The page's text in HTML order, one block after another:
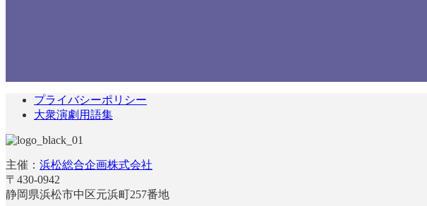
プライバシーポリシー
大衆演劇用語集
主催： 浜松総合企画株式会社
〒430-0942
静岡県浜松市中区元浜町257番地